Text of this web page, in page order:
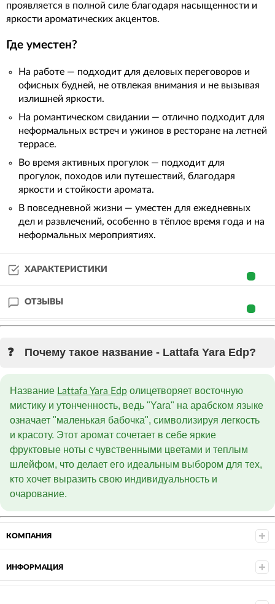
проявляется в полной силе благодаря насыщенности и
яркости ароматических акцентов.
Где уместен?
На работе — подходит для деловых переговоров и
офисных будней, не отвлекая внимания и не вызывая
излишней яркости.
На романтическом свидании — отлично подходит для
неформальных встреч и ужинов в ресторане на летней
террасе.
Во время активных прогулок — подходит для
прогулок, походов или путешествий, благодаря
яркости и стойкости аромата.
В повседневной жизни — уместен для ежедневных
дел и развлечений, особенно в тёплое время года и на
неформальных мероприятиях.
ХАРАКТЕРИСТИКИ
ОТЗЫВЫ
Почему такое название - Lattafa Yara Edp?
Название Lattafa Yara Edp олицетворяет восточную
мистику и утонченность, ведь "Yara" на арабском языке
означает "маленькая бабочка", символизируя легкость
и красоту. Этот аромат сочетает в себе яркие
фруктовые ноты с чувственными цветами и теплым
шлейфом, что делает его идеальным выбором для тех,
кто хочет выразить свою индивидуальность и
очарование.
КОМПАНИЯ
ИНФОРМАЦИЯ